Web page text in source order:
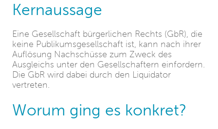
Kernaussage
Eine Gesellschaft bürgerlichen Rechts (GbR), die
keine Publikumsgesellschaft ist, kann nach ihrer
Auflösung Nachschüsse zum Zweck des
Ausgleichs unter den Gesellschaftern einfordern.
Die GbR wird dabei durch den Liquidator
vertreten.
Worum ging es konkret?